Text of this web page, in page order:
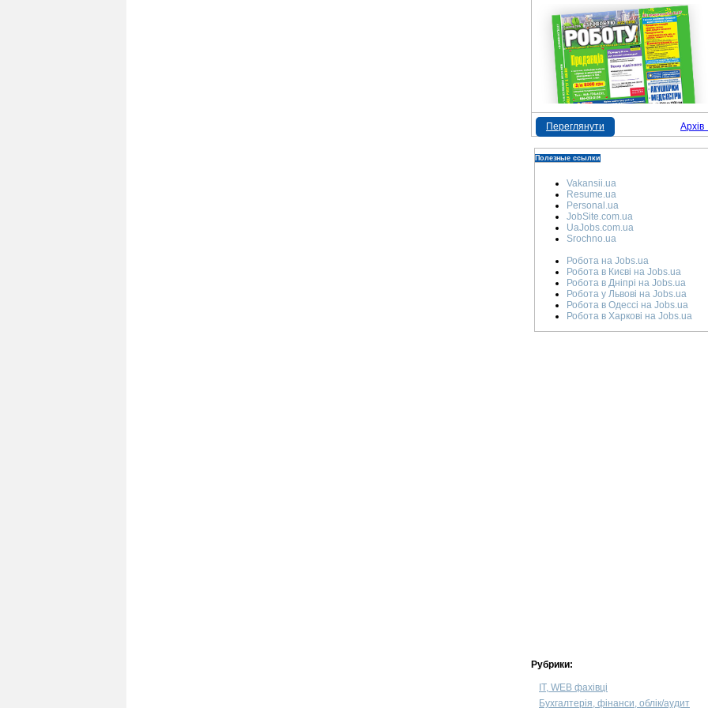
Переглянути
Полезные ссылки
Vakansii.ua
Resume.ua
Personal.ua
JobSite.com.ua
UaJobs.com.ua
Srochno.ua
Робота на Jobs.ua
Робота в Києві на Jobs.ua
Робота в Дніпрі на Jobs.ua
Робота у Львові на Jobs.ua
Робота в Одессі на Jobs.ua
Робота в Харкові на Jobs.ua
Рубрики:
IT, WEB фахівці
Бухгалтерія, фінанси, облік/аудит